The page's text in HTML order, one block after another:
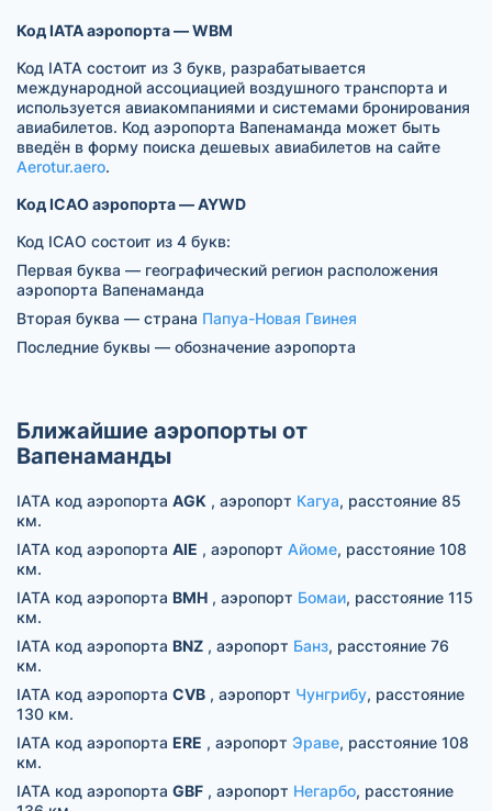
Код IATA аэропорта — WBM
Код IATA состоит из 3 букв, разрабатывается
международной ассоциацией воздушного транспорта и
используется авиакомпаниями и системами бронирования
авиабилетов. Код аэропорта Вапенаманда может быть
введён в форму поиска дешевых авиабилетов на сайте
Aerotur.aero.
Код ICAO аэропорта — AYWD
Код ICAO состоит из 4 букв:
Первая буква — географический регион расположения
аэропорта Вапенаманда
Вторая буква — страна Папуа-Новая Гвинея
Последние буквы — обозначение аэропорта
Ближайшие аэропорты от
Вапенаманды
IATA код аэропорта AGK , аэропорт Кагуа, расстояние 85
км.
IATA код аэропорта AIE , аэропорт Айоме, расстояние 108
км.
IATA код аэропорта BMH , аэропорт Бомаи, расстояние 115
км.
IATA код аэропорта BNZ , аэропорт Банз, расстояние 76
км.
IATA код аэропорта CVB , аэропорт Чунгрибу, расстояние
130 км.
IATA код аэропорта ERE , аэропорт Эраве, расстояние 108
км.
IATA код аэропорта GBF , аэропорт Негарбо, расстояние